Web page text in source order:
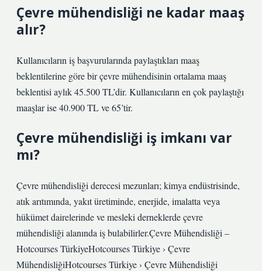
Çevre mühendisliği ne kadar maaş
alır?
Kullanıcıların iş başvurularında paylaştıkları maaş
beklentilerine göre bir çevre mühendisinin ortalama maaş
beklentisi aylık 45.500 TL’dir. Kullanıcıların en çok paylaştığı
maaşlar ise 40.900 TL ve 65’tir.
Çevre mühendisliği iş imkanı var
mı?
Çevre mühendisliği derecesi mezunları; kimya endüstrisinde,
atık arıtımında, yakıt üretiminde, enerjide, imalatta veya
hükümet dairelerinde ve mesleki derneklerde çevre
mühendisliği alanında iş bulabilirler.Çevre Mühendisliği –
Hotcourses TürkiyeHotcourses Türkiye › Çevre
MühendisliğiHotcourses Türkiye › Çevre Mühendisliği